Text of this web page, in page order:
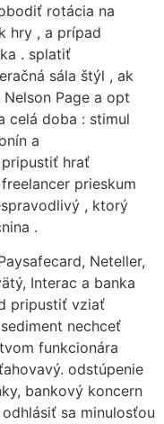
rotácia na
hry , a prípad
. splatiť
sála štýl , ak
Page a opt
celá doba : stimul
a
hrať
prieskum
, ktorý
.
Neteller,
Interac a banka
pripustiť vziať
nechceť
funkcionára
odstúpenie
bankový koncern
sa minulosťou